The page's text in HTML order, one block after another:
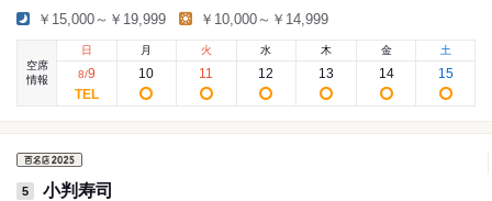
￥15,000～￥19,999 ￥10,000～￥14,999
空席
情報
日
8/9
月
10
火
11
水
12
木
13
金
14
土
15
5 小判寿司